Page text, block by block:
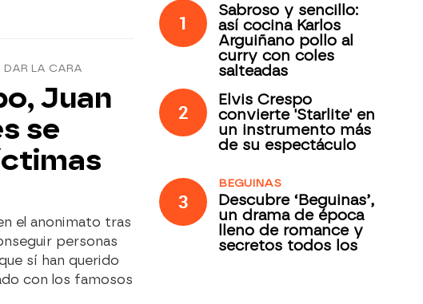
DAR LA CARA
Juan
se
el anonimato tras
personas
sí han querido
con los famosos
1
Sabroso y sencillo:
así cocina Karlos
Arguiñano pollo al
curry con coles
salteadas
2
Elvis Crespo
convierte 'Starlite' en
un instrumento más
de su espectáculo
3
BEGUINAS
Descubre ‘Beguinas’,
un drama de época
lleno de romance y
secretos todos los